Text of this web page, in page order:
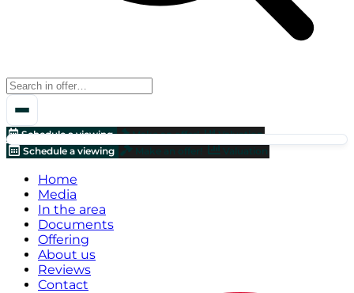
Schedule a viewing Make an offer!
Valuation
Schedule a viewing
Make an offer! Valuation
Home
Media
In the area
Documents
Offering
About us
Reviews
Contact